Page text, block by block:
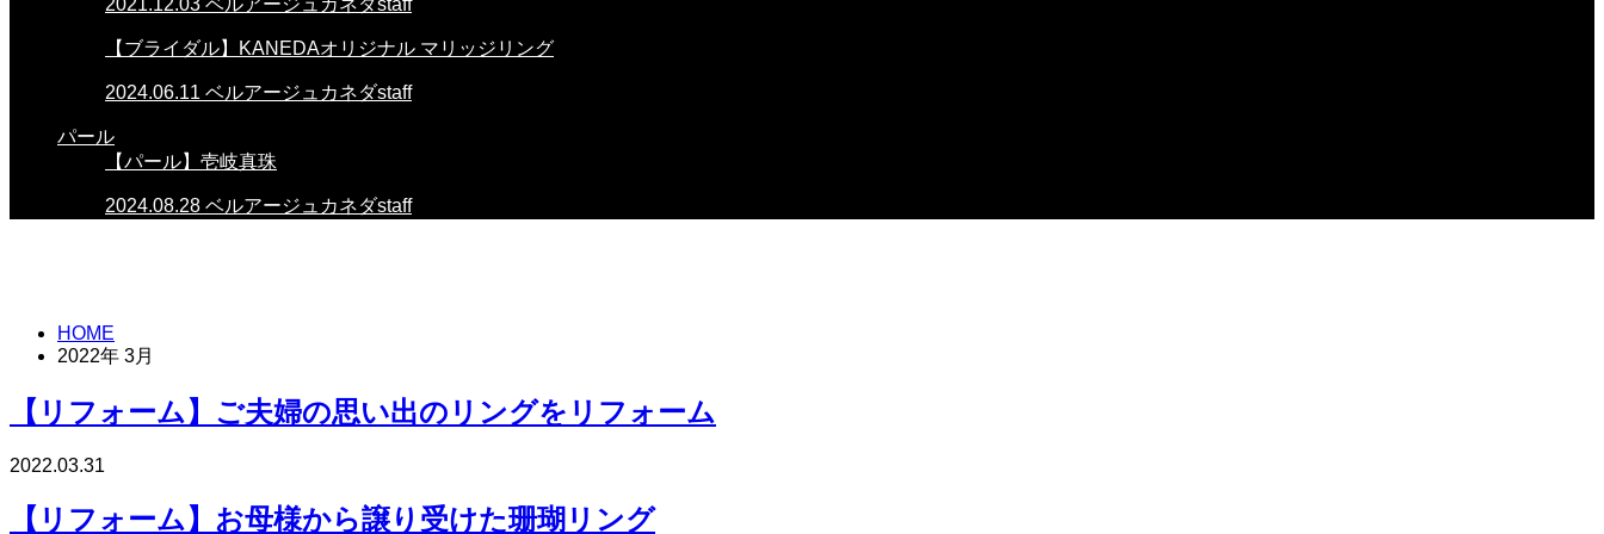
2021.12.03 ベルアージュカネダstaff
【ブライダル】KANEDAオリジナル マリッジリング
2024.06.11 ベルアージュカネダstaff
パール
【パール】壱岐真珠
2024.08.28 ベルアージュカネダstaff
HOME
2022年 3月
【リフォーム】ご夫婦の思い出のリングをリフォーム
2022.03.31
【リフォーム】お母様から譲り受けた珊瑚リング